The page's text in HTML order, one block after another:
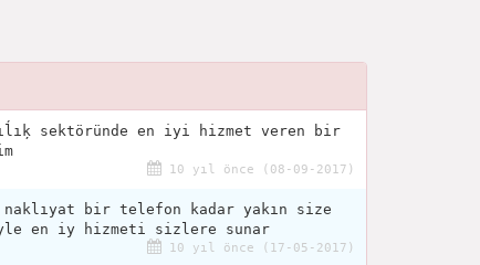
sektöründe en iyi hizmet veren bir
10 yıl önce (08-09-2017)
naklıyat bir telefon kadar yakın size
en iy hizmeti sizlere sunar
10 yıl önce (17-05-2017)